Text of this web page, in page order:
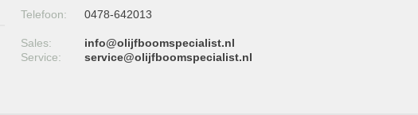
Telefoon: 0478-642013
Sales:
info@olijfboomspecialist.nl
Service:
service@olijfboomspecialist.nl